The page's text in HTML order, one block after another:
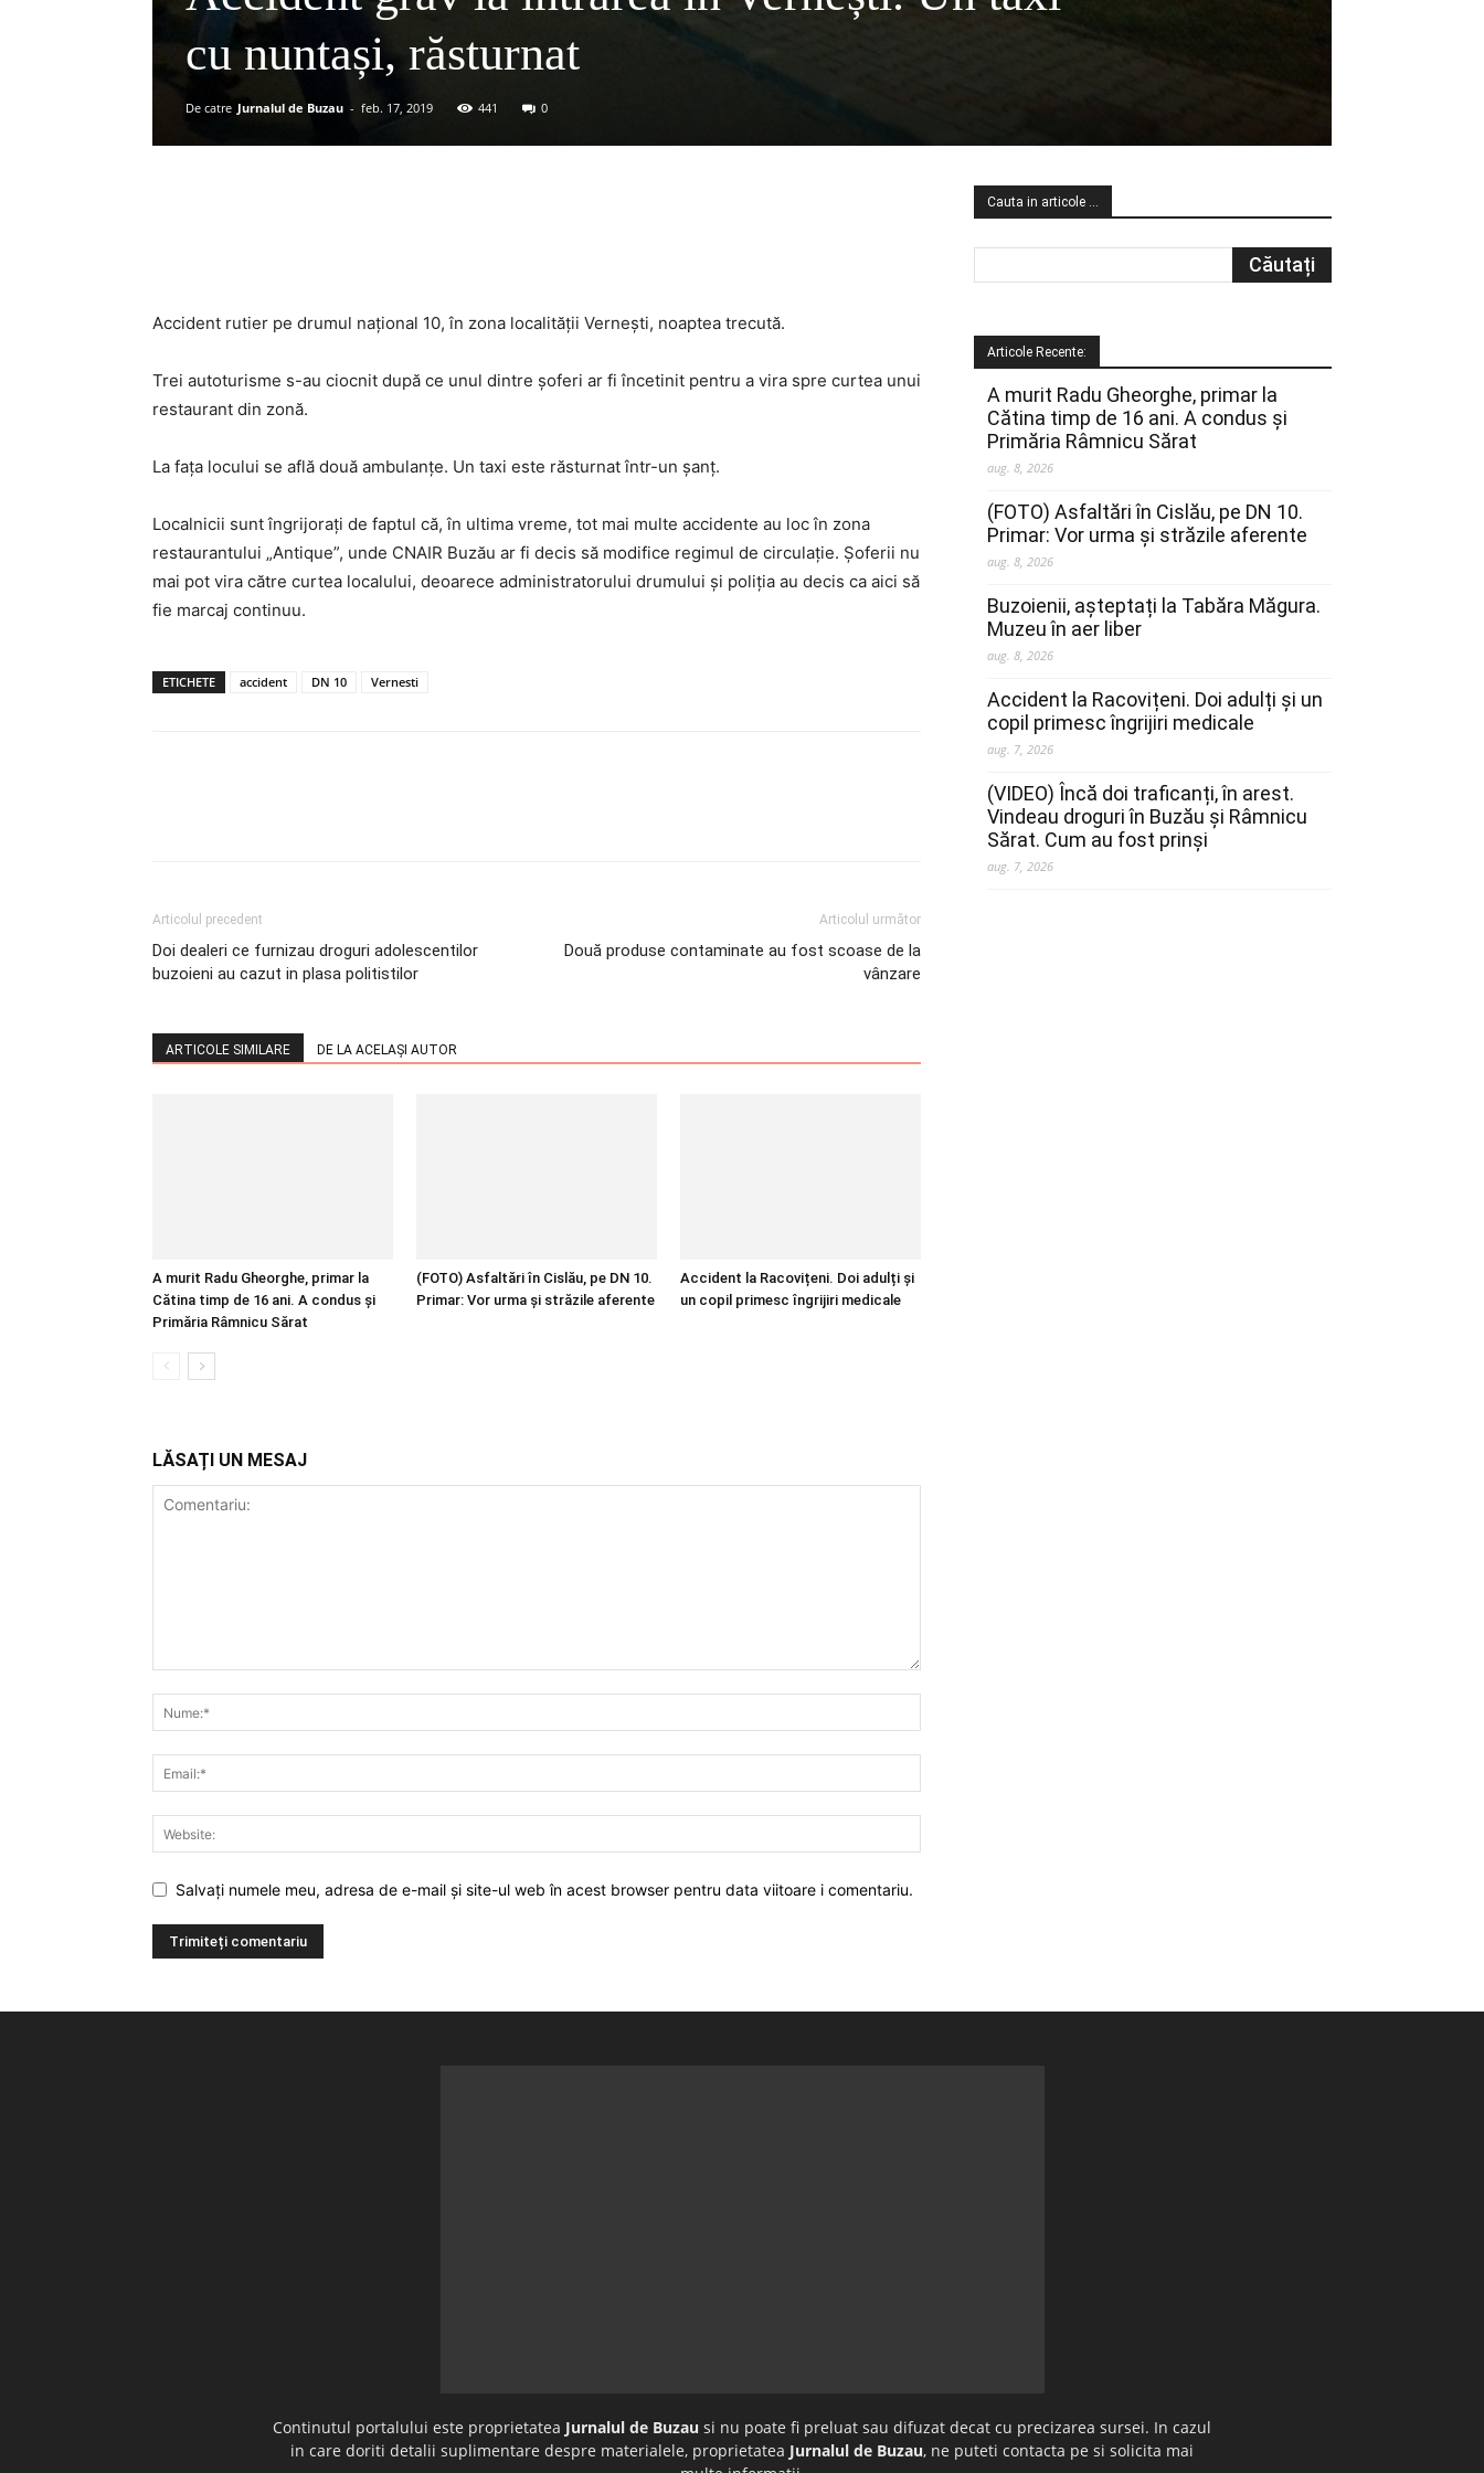
cu nuntași, răsturnat
De catre Jurnalul de Buzau - feb. 17, 2019 441 0
Accident rutier pe drumul național 10, în zona localității Vernești, noaptea trecută.
Trei autoturisme s-au ciocnit după ce unul dintre șoferi ar fi încetinit pentru a vira spre curtea unui
restaurant din zonă.
La fața locului se află două ambulanțe. Un taxi este răsturnat într-un șanț.
Localnicii sunt îngrijorați de faptul că, în ultima vreme, tot mai multe accidente au loc în zona
restaurantului „Antique”, unde CNAIR Buzău ar fi decis să modifice regimul de circulație. Șoferii nu
mai pot vira către curtea localului, deoarece administratorului drumului și poliția au decis ca aici să
fie marcaj continuu.
ETICHETE accident DN 10 Vernesti
Articolul precedent
Doi dealeri ce furnizau droguri adolescentilor
buzoieni au cazut in plasa politistilor
Articolul următor
Două produse contaminate au fost scoase de la
vânzare
ARTICOLE SIMILARE DE LA ACELAȘI AUTOR
A murit Radu Gheorghe, primar la
Cătina timp de 16 ani. A condus și
Primăria Râmnicu Sărat
(FOTO) Asfaltări în Cislău, pe DN 10.
Primar: Vor urma și străzile aferente
Accident la Racovițeni. Doi adulți și
un copil primesc îngrijiri medicale
LĂSAȚI UN MESAJ
Salvați numele meu, adresa de e-mail și site-ul web în acest browser pentru data viitoare i comentariu.
Cauta in articole …
Articole Recente:
A murit Radu Gheorghe, primar la
Cătina timp de 16 ani. A condus și
Primăria Râmnicu Sărat
aug. 8, 2026
(FOTO) Asfaltări în Cislău, pe DN 10.
Primar: Vor urma și străzile aferente
aug. 8, 2026
Buzoienii, așteptați la Tabăra Măgura.
Muzeu în aer liber
aug. 8, 2026
Accident la Racovițeni. Doi adulți și un
copil primesc îngrijiri medicale
aug. 7, 2026
(VIDEO) Încă doi traficanți, în arest.
Vindeau droguri în Buzău și Râmnicu
Sărat. Cum au fost prinși
aug. 7, 2026
Continutul portalului este proprietatea Jurnalul de Buzau si nu poate fi preluat sau difuzat decat cu precizarea sursei. In cazul
in care doriti detalii suplimentare despre materialele, proprietatea Jurnalul de Buzau, ne puteti contacta pe si solicita mai